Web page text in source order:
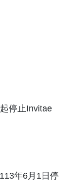
停止Invitae
年6月1日停